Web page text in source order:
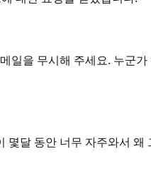
일을 무시해 주세요. 누군
몇달 동안 너무 자주와서 왜